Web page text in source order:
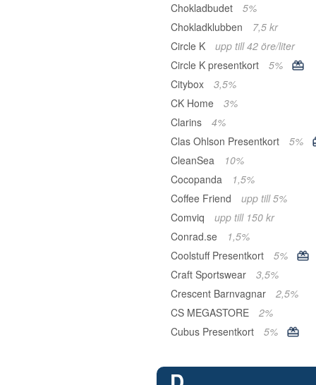
Chokladbudet
5%
Chokladklubben
7,5 kr
Circle K
upp till 42 öre/liter
Circle K presentkort
5%
Citybox
3,5%
CK Home
3%
Clarins
4%
Clas Ohlson Presentkort
5%
CleanSea
10%
Cocopanda
1,5%
Coffee Friend
upp till 5%
Comviq
upp till 150 kr
Conrad.se
1,5%
Coolstuff Presentkort
5%
Craft Sportswear
3,5%
Crescent Barnvagnar
2,5%
CS MEGASTORE
2%
Cubus Presentkort
5%